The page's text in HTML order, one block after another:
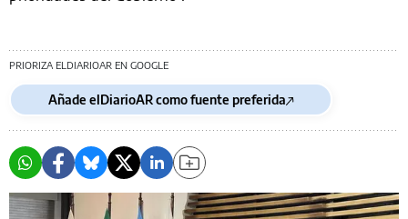
PRIORIZA ELDIARIOAR EN GOOGLE
Añade elDiarioAR como fuente preferida